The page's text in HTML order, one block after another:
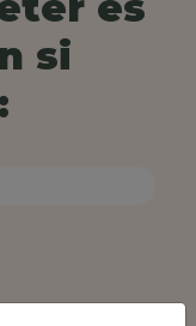
si